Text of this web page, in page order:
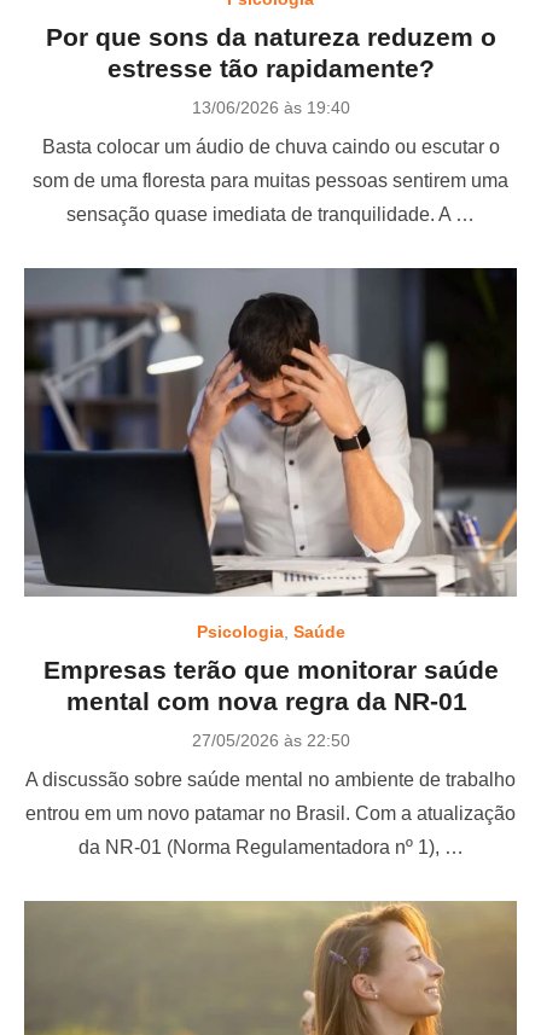
Por que sons da natureza reduzem o
estresse tão rapidamente?
P
s
t
e
d
13/06/2026 às 19:40
Basta colocar um áudio de chuva caindo ou escutar o
som de uma floresta para muitas pessoas sentirem uma
sensação quase imediata de tranquilidade. A …
Psicologia, Saúde
Empresas terão que monitorar saúde
mental com nova regra da NR-01
P
s
e
d
27/05/2026 às 22:50
A discussão sobre saúde mental no ambiente de trabalho
entrou em um novo patamar no Brasil. Com a atualização
da NR-01 (Norma Regulamentadora nº 1), …